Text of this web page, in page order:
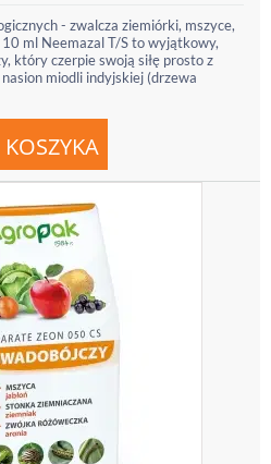
- zwalcza ziemiórki, mszyce,
ml Neemazal T/S to wyjątkowy,
który czerpie swoją siłę prosto z
miodli indyjskiej (drzewa